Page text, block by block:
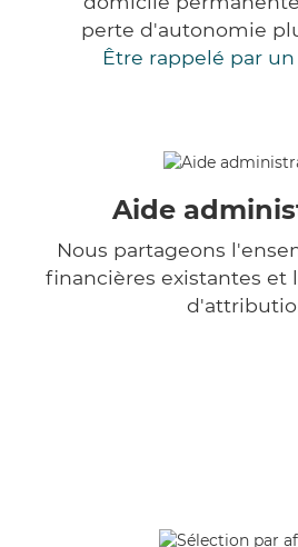
perte d'autonomie
Être rappelé par
Aide
Nous partageons
financières existantes et